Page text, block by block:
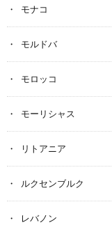
モナコ
モルドバ
モロッコ
モーリシャス
リトアニア
ルクセンブルク
レバノン